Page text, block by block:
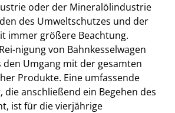
oder der Mineralölindustrie
des Umweltschutzes und der
immer größere Beachtung.
nigung von Bahnkesselwagen
den Umgang mit der gesamten
Produkte. Eine umfassende
die anschließend ein Begehen des
ist für die vierjährige